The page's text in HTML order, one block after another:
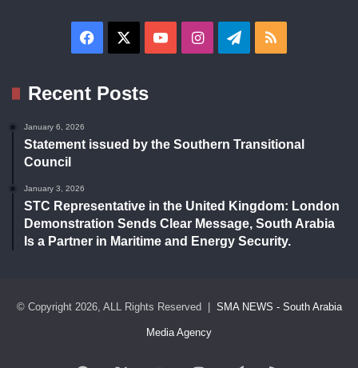
Facebook YouTubeInstagramTelegram
Recent Posts
January 6, 2026
Statement issued by the Southern Transitional
Council
January 3, 2026
STC Representative in the United Kingdom: London
Demonstration Sends Clear Message, South Arabia
Is a Partner in Maritime and Energy Security.
© Copyright 2026, ALL Rights Reserved | SMA NEWS - South Arabia
Media Agency